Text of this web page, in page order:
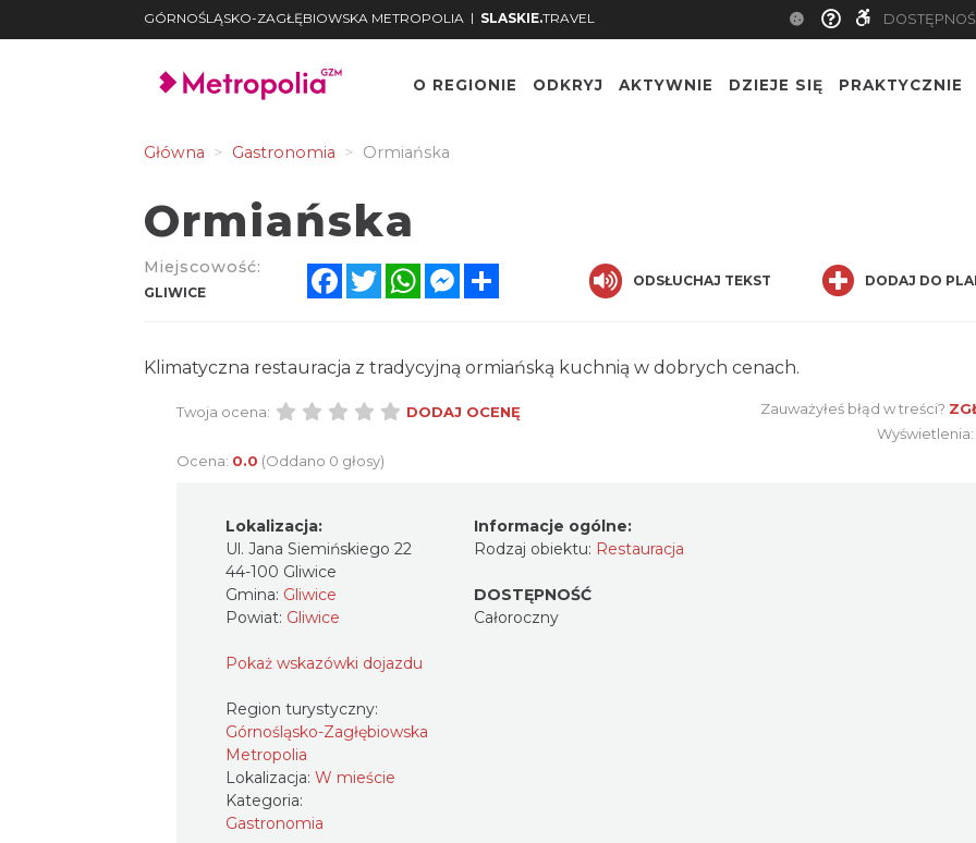
GÓRNOŚLĄSKO-ZAGŁĘBIOWSKA METROPOLIA | SLASKIE.TRAVEL
O REGIONIE ODKRYJ AKTYWNIE DZIEJE SIĘ PRAKTYCZNIE
Główna Gastronomia Ormiańska
Ormiańska
Miejscowość:
GLIWICE
FacebookTwitterWhatsAppMessenger ODSŁUCHAJ TEKST DODAJ DO
Klimatyczna restauracja z tradycyjną ormiańską kuchnią w dobrych cenach.
Twoja ocena: DODAJ OCENĘ
Ocena: 0.0 (Oddano 0 głosy)
Zauważyłeś błąd w treści?
Wyświetlenia:
Lokalizacja:
Ul. Jana Siemińskiego 22
44-100 Gliwice
Gmina: Gliwice
Powiat: Gliwice
Pokaż wskazówki dojazdu
Region turystyczny:
Górnośląsko-Zagłębiowska
Metropolia
Lokalizacja: W mieście
Kategoria:
Gastronomia
Informacje ogólne:
Rodzaj obiektu: Restauracja
DOSTĘPNOŚĆ
Całoroczny